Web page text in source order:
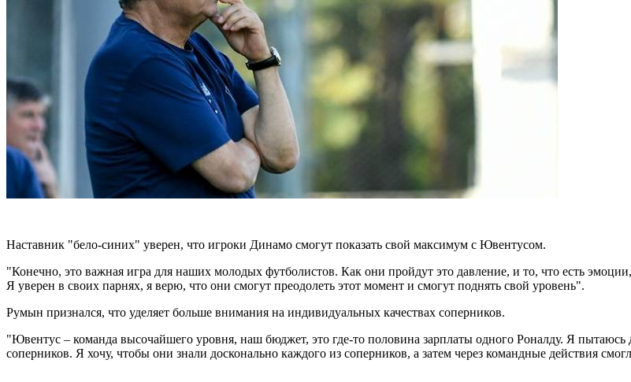
Наставник "бело-синих" уверен, что игроки Динамо смогут показать свой максимум с Ювентусом.
"Конечно, это важная игра для наших молодых футболистов. Как они пройдут это давление, и то, что есть
Я уверен в своих парнях, я верю, что они смогут преодолеть этот момент и смогут поднять свой уровень".
Румын признался, что уделяет больше внимания на индивидуальных качествах соперников.
"Ювентус – команда высочайшего уровня, наш бюджет, это где-то половина зарплаты одного Роналду. Я пытаюсь
соперников. Я хочу, чтобы они знали досконально каждого из соперников, а затем через командные действия